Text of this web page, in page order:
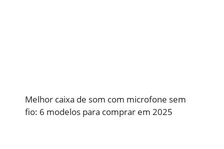
Melhor caixa de som com microfone sem
fio: 6 modelos para comprar em 2025